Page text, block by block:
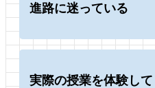
進路に迷っている
実際の授業を体験して